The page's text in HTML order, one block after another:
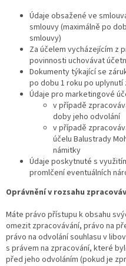
Údaje obsažené ve
smlouvy (maximálně po
smlouvy)
Za účelem vycházejícím z
povinnosti uchovávat
Dokumenty týkající se
po dobu 1 roku po
Údaje pro marketingové
v případě
doby jeho odvolání
v případě
účelu Balustrady
námitky
Údaje poskytnuté s
promlčení eventuálních
Oprávnění v rozsahu
Máte právo přístupu k obsahu
omezit zpracovávání, právo na
právo na odvolání souhlasu v
s právem na zpracování, které
před jeho odvoláním (pokud je